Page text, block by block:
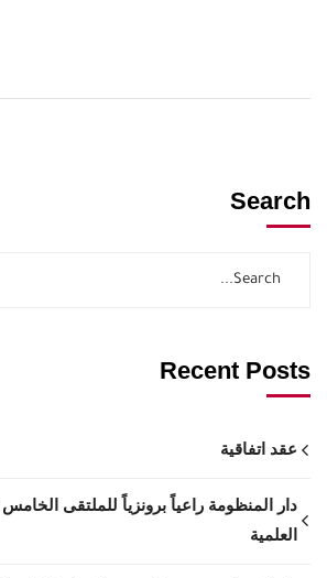
Search
Recent Posts
عقد اتفاقية
دار المنظومة راعياً برونزياً للملتقى الخامس
العلمية